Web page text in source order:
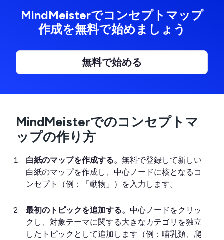
MindMeisterでコンセプトマップ
作成を無料で始めましょう
無料で始める
MindMeisterでのコンセプトマ
ップの作り方
白紙のマップを作成する。 無料で登録して新しい
白紙のマップを作成し、中心ノードに核となるコ
ンセプト（例：「動物」）を入力します。
最初のトピックを追加する。 中心ノードをクリッ
クし、対象テーマに関する大きなカテゴリを独立
したトピックとして追加します（例：哺乳類、爬